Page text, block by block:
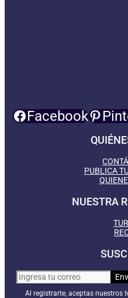
Facebook
PUBLICA
NUESTRA
Al registrarte, aceptas nuestros